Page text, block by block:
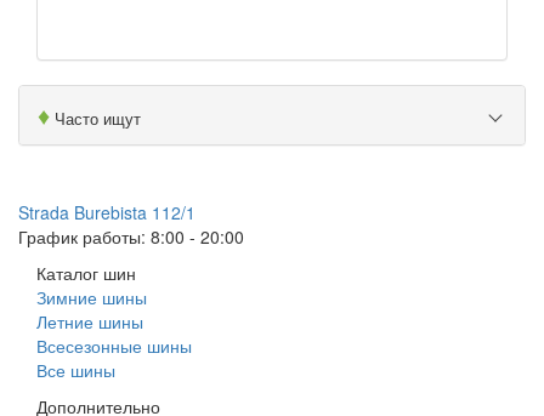
♦ Часто ищут
Strada Burebista 112/1
График работы: 8:00 - 20:00
Каталог шин
Зимние шины
Летние шины
Всесезонные шины
Все шины
Дополнительно